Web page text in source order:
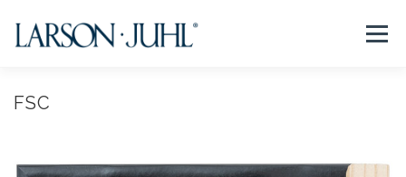
メニュー
NEWS
取扱店リスト お問い合わせ 法人のお客様
FSC